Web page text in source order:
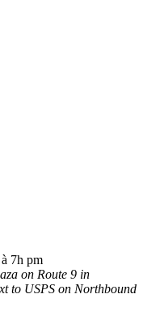
7h pm
on Route 9 in
to USPS on Northbound